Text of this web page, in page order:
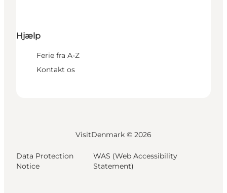
Hjælp
Ferie fra A-Z
Kontakt os
VisitDenmark © 2026
Data Protection
Notice
WAS (Web Accessibility
Statement)